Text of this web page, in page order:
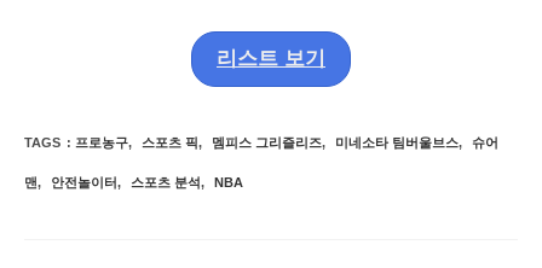
리스트 보기
TAGS : 프로농구, 스포츠 픽, 멤피스 그리즐리즈, 미네소타 팀버울브스, 슈어
맨, 안전놀이터, 스포츠 분석, NBA